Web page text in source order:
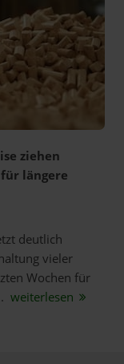
ziehen
längere
deutlich
vieler
Wochen für
weiterlesen